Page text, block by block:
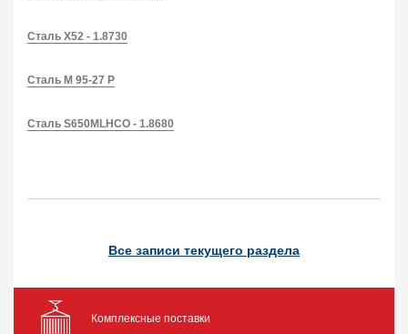
Сталь X52 - 1.8730
Сталь M 95-27 P
Сталь S650MLHCO - 1.8680
Все записи текущего раздела
Комплексные поставки